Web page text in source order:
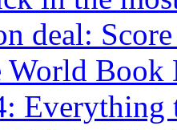
deal:
World Book
Everything